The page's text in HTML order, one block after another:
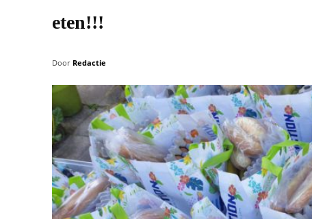
eten!!!
Door Redactie